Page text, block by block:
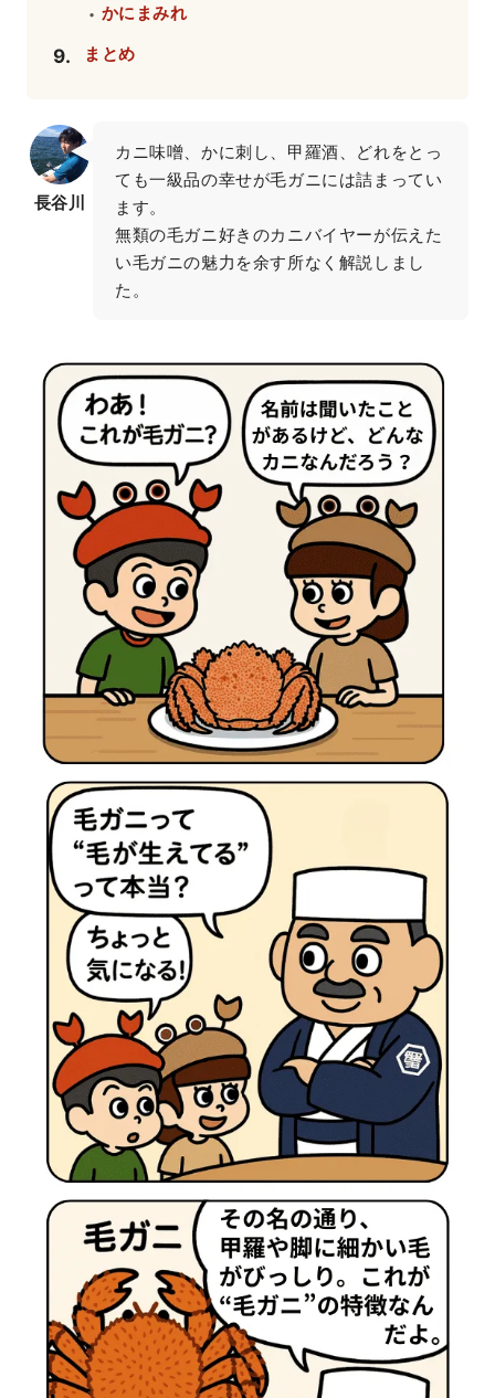
・ かにまみれ
9. まとめ
長谷川
カニ味噌、かに刺し、甲羅酒、どれをとっ
ても一級品の幸せが毛ガニには詰まってい
ます。
無類の毛ガニ好きのカニバイヤーが伝えた
い毛ガニの魅力を余す所なく解説しまし
た。